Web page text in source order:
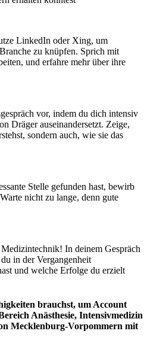
LinkedIn oder Xing, um
zu knüpfen. Sprich mit
und erfahre mehr über ihre
vor, indem du dich intensiv
Dräger auseinandersetzt. Zeige,
sondern auch, wie sie das
Stelle gefunden hast, bewirb
nicht zu lange, denn gute
In deinem Gespräch
in der Vergangenheit
und welche Erfolge du erzielt
brauchst, um Account
Anästhesie, Intensivmedizin
Mecklenburg-Vorpommern mit